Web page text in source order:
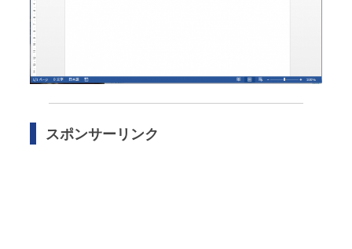
スポンサーリンク